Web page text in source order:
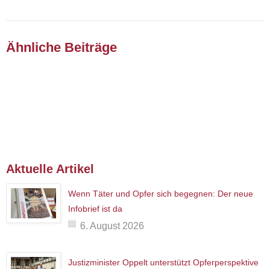
Ähnliche Beiträge
Aktuelle Artikel
Wenn Täter und Opfer sich begegnen: Der neue
Infobrief ist da
6. August 2026
Justizminister Oppelt unterstützt Opferperspektive